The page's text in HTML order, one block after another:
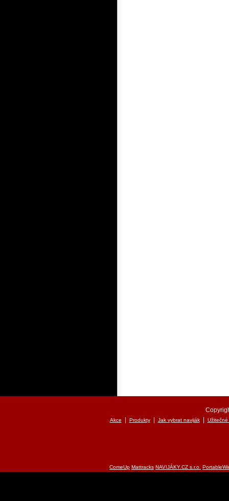
Akce Produkty| Jak vybrat naviják| Užitečné
ComeUp Mattracks NAVIJÁKY.CZ s.r.o.